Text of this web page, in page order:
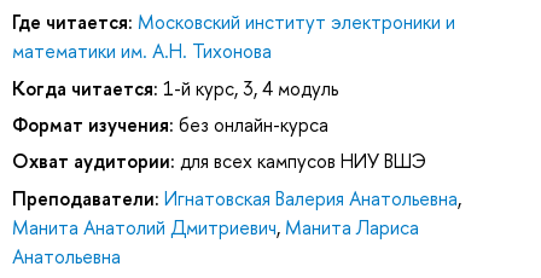
Где читается: Московский институт электроники и
математики им. А.Н. Тихонова
Когда читается: 1-й курс, 3, 4 модуль
Формат изучения: без онлайн-курса
Охват аудитории: для всех кампусов НИУ ВШЭ
Преподаватели: Игнатовская Валерия Анатольевна,
Манита Анатолий Дмитриевич, Манита Лариса
Анатольевна